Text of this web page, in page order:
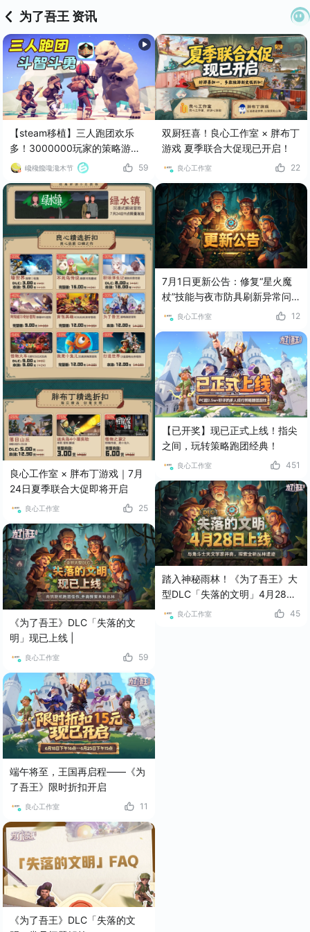
为了吾王 资讯
【steam移植】三人跑团欢乐
多！3000000玩家的策略游戏
移植手游！
巉欃饞嚵瀺木节 59
良心工作室 × 胖布丁游戏｜7月
24日夏季联合大促即将开启
良心工作室 25
《为了吾王》DLC「失落的文
明」现已上线 |
良心工作室 59
端午将至，王国再启程——《为
了吾王》限时折扣开启
良心工作室 11
《为了吾王》DLC「失落的文
双厨狂喜！良心工作室 × 胖布丁
游戏 夏季联合大促现已开启！
良心工作室 22
7月1日更新公告：修复“星火魔
杖”技能与夜市防具刷新异常问
良心工作室 12
【已开奖】现已正式上线！指尖
之间，玩转策略跑团经典！
良心工作室 451
踏入神秘雨林！《为了吾王》大
型DLC「失落的文明」4月28日
上线！良心工作室 45